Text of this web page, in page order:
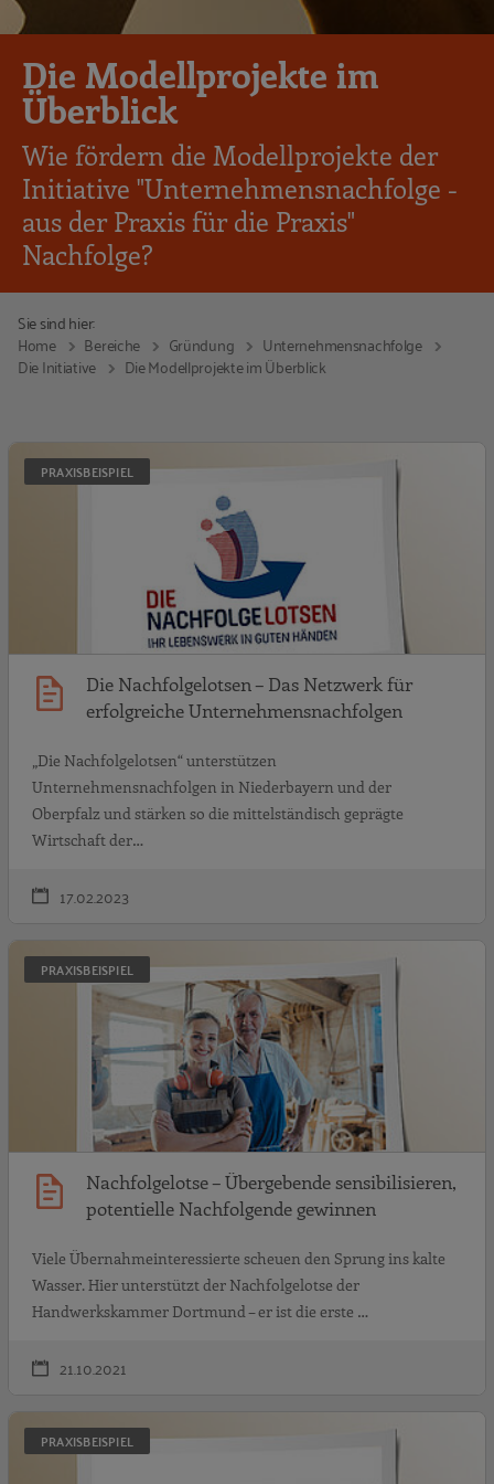
Die Modellprojekte im
Überblick
Wie fördern die Modellprojekte der
Initiative "Unternehmensnachfolge -
aus der Praxis für die Praxis"
Nachfolge?
Sie sind hier:
Home
Bereiche Gründung
Unternehmensnachfolge
Die Initiative
Die Modellprojekte im Überblick
PRAXISBEISPIEL
Die Nachfolgelotsen – Das Netzwerk für
erfolgreiche Unternehmensnachfolgen
„Die Nachfolgelotsen“ unterstützen
Unternehmensnachfolgen in Niederbayern und der
Oberpfalz und stärken so die mittelständisch geprägte
Wirtschaft der…
17.02.2023
PRAXISBEISPIEL
Nachfolgelotse – Übergebende sensibilisieren,
potentielle Nachfolgende gewinnen
Viele Übernahmeinteressierte scheuen den Sprung ins kalte
Wasser. Hier unterstützt der Nachfolgelotse der
Handwerkskammer Dortmund – er ist die erste …
21.10.2021
PRAXISBEISPIEL